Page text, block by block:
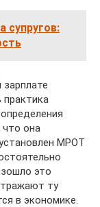
супругов:
что она
МРОТ
это
ту
в экономике.